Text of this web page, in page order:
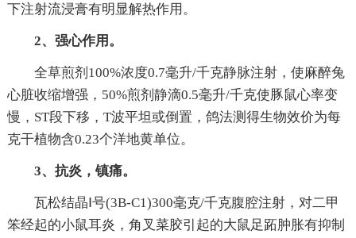
下注射流浸膏有明显解热作用。
2、强心作用。
全草煎剂100%浓度0.7毫升/千克静脉注射，使麻醉兔
心脏收缩增强，50%煎剂静滴0.5毫升/千克使豚鼠心率变
慢，ST段下移，T波平坦或倒置，鸽法测得生物效价为每
克干植物含0.23个洋地黄单位。
3、抗炎，镇痛。
瓦松结晶Ⅰ号(3B-C1)300毫克/千克腹腔注射，对二甲
笨经起的小鼠耳炎，角叉菜胶引起的大鼠足跖肿胀有抑制